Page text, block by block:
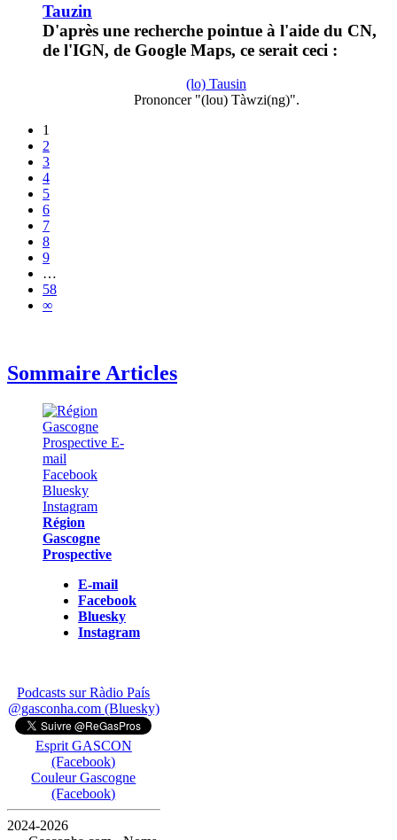
Tauzin
D'après une recherche pointue à l'aide du CN,
de l'IGN, de Google Maps, ce serait ceci :
(lo) Tausin
Prononcer "(lou) Tàwzi(ng)".
1
2
3
4
5
6
7
8
9
…
58
∞
Sommaire Articles
Région
Gascogne
Prospective
E-mail
Facebook
Bluesky
Instagram
Podcasts sur Ràdio País
@gasconha.com (Bluesky)
Esprit GASCON
(Facebook)
Couleur Gascogne
(Facebook)
2024-2026